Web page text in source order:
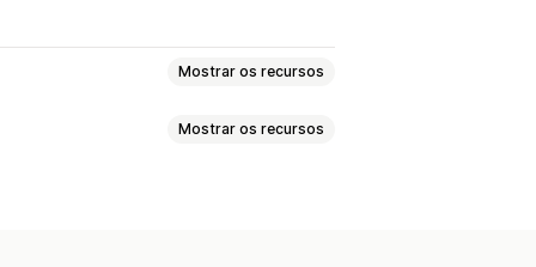
Mostrar os recursos
Mostrar os recursos